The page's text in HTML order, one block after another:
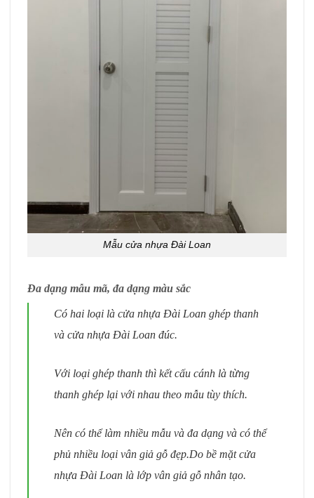
Mẫu cửa nhựa Đài Loan
Đa dạng mẫu mã, đa dạng màu sắc
Có hai loại là cửa nhựa Đài Loan ghép thanh
và cửa nhựa Đài Loan đúc.
Với loại ghép thanh thì kết cấu cánh là từng
thanh ghép lại với nhau theo mẫu tùy thích.
Nên có thể làm nhiều mẫu và đa dạng và có thể
phủ nhiều loại vân giả gỗ đẹp.Do bề mặt cửa
nhựa Đài Loan là lớp vân giả gỗ nhân tạo.